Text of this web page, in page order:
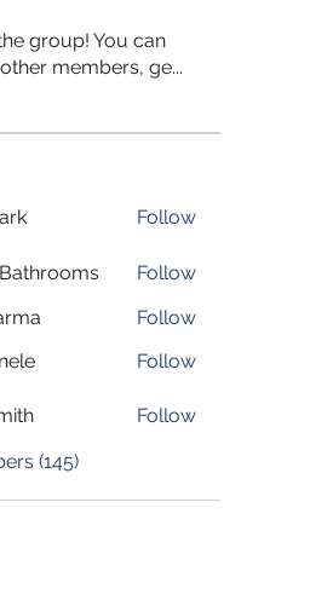
group! You can
members, ge...
Follow
Follow
Follow
Follow
Follow
(145)